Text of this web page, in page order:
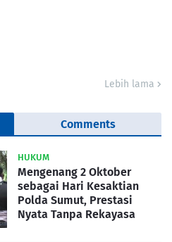
Lebih lama
Comments
HUKUM
Mengenang 2 Oktober
sebagai Hari Kesaktian
Polda Sumut, Prestasi
Nyata Tanpa Rekayasa